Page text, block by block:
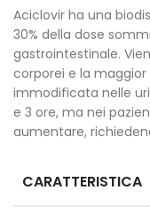
Aciclovir ha una
30% della dose
gastrointestinale.
corporei e la
immodificata nelle
e 3 ore, ma nei
aumentare,
CARATTERISTICA